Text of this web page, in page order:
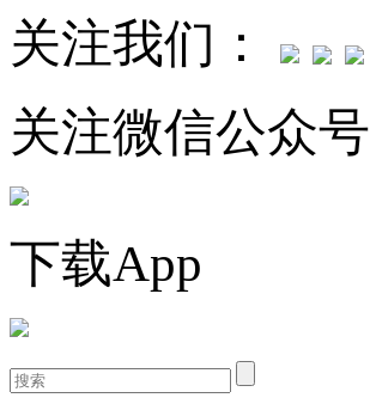
关注我们：
关注微信公众号
下载App